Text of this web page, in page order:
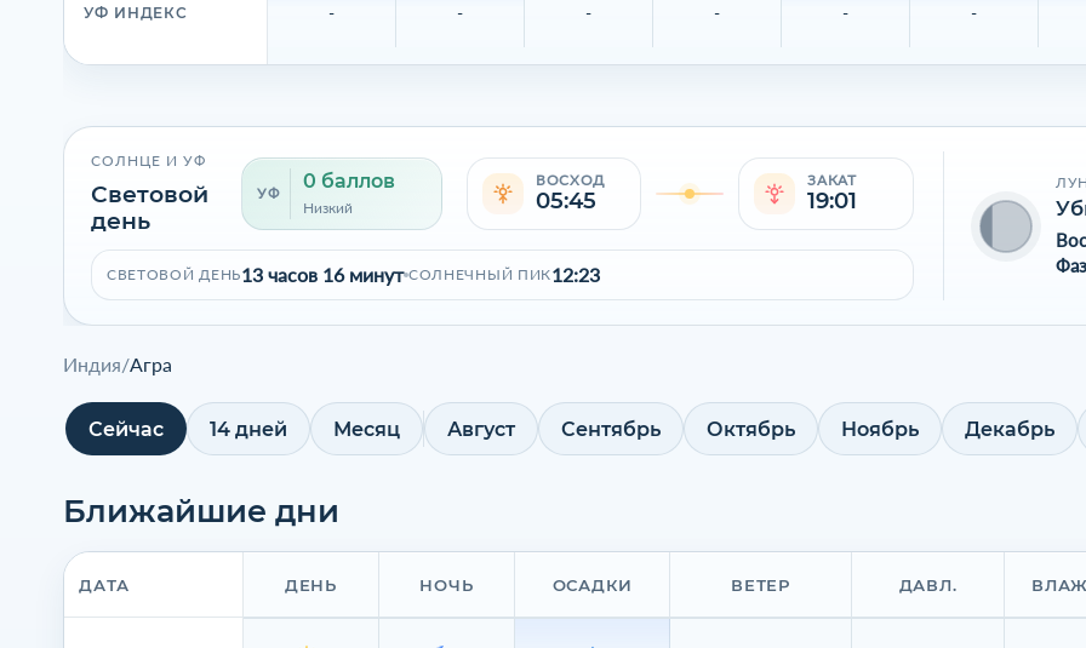
УФ ИНДЕКС - - - - - -
СОЛНЦЕ И УФ
Световой
день
УФ
0 баллов
Низкий
ВОСХОД
05:45
ЗАКАТ
19:01
СВЕТОВОЙ ДЕНЬ13 часов 16 минут СОЛНЕЧНЫЙ ПИК12:23
Индия/Агра
Сейчас 14 дней Месяц Август Сентябрь Октябрь Ноябрь Декабрь
Ближайшие дни
ДАТА ДЕНЬ НОЧЬ ОСАДКИ ВЕТЕР ДАВЛ.